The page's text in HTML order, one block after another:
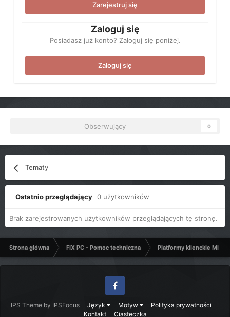
Zarejestruj się
Zaloguj się
Posiadasz już konto? Zaloguj się poniżej.
Zaloguj się
Obserwujący 0
Tematy
Ostatnio przeglądający 0 użytkowników
Brak zarejestrowanych użytkowników przeglądających tę stronę.
Strona główna FIX PC - Pomoc techniczna Platformy klienckie
IPS Theme by IPSFocus Język Motyw
Polityka prywatności
Kontakt
Ciasteczka
Facebook